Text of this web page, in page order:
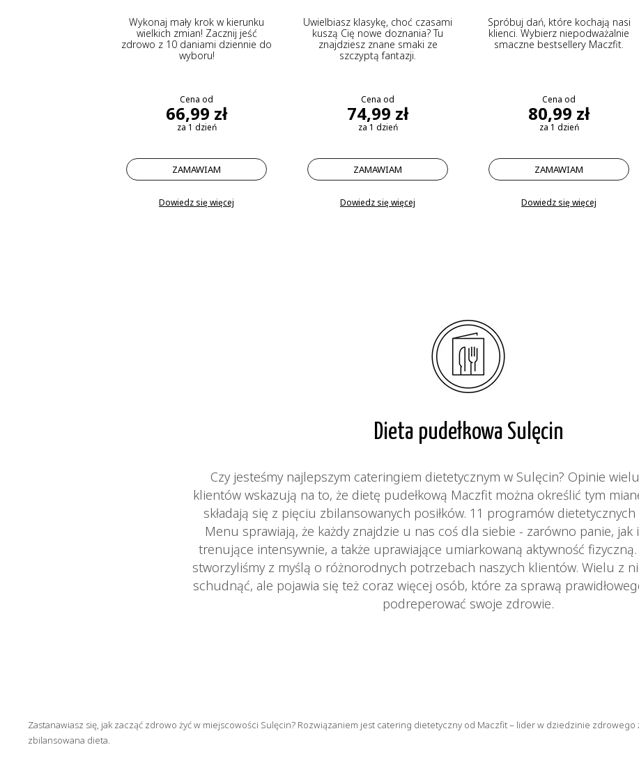
Wykonaj mały krok w kierunku
wielkich zmian! Zacznij jeść
zdrowo z 10 daniami dziennie do
wyboru!
Cena od
66,99 zł
za 1 dzień
ZAMAWIAM
Dowiedz się więcej
Uwielbiasz klasykę, choć czasami
kuszą Cię nowe doznania? Tu
znajdziesz znane smaki ze
szczyptą fantazji.
Cena od
74,99 zł
za 1 dzień
ZAMAWIAM
Dowiedz się więcej
Spróbuj dań, które kochają nasi
klienci. Wybierz niepodważalnie
smaczne bestsellery Maczfit.
Cena od
80,99 zł
za 1 dzień
ZAMAWIAM
Dowiedz się więcej
Dieta pudełkowa Sulęcin
Czy jesteśmy najlepszym cateringiem dietetycznym w Sulęcin? Opinie
klientów wskazują na to, że dietę pudełkową Maczfit można określić tym
składają się z pięciu zbilansowanych posiłków. 11 programów
Menu sprawiają, że każdy znajdzie u nas coś dla siebie - zarówno panie, jak
trenujące intensywnie, a także uprawiające umiarkowaną aktywność
stworzyliśmy z myślą o różnorodnych potrzebach naszych klientów. Wielu z
schudnąć, ale pojawia się też coraz więcej osób, które za sprawą
podreperować swoje zdrowie.
Zastanawiasz się, jak zacząć zdrowo żyć w miejscowości Sulęcin? Rozwiązaniem jest catering dietetyczny od Maczfit – lider w dziedzinie zdrowego
zbilansowana dieta.